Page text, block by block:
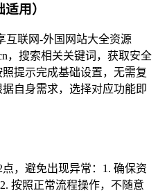
用）
互联网-外国网站大全资源
，搜索相关关键词，获取安全
提示完成基础设置，无需复
自身需求，选择对应功能即
，避免出现异常：1. 确保资
按照正常流程操作，不随意